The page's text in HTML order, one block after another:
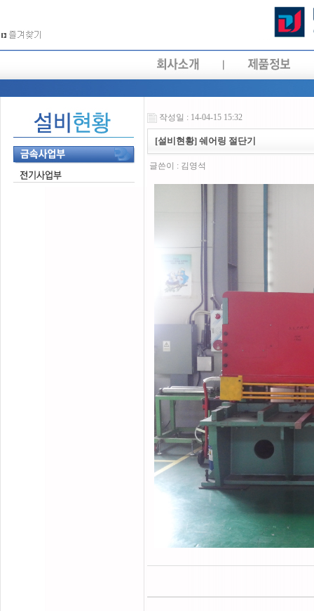
작성일 : 14-04-15 15:32
[설비현황] 쉐어링 절단기
글쓴이 : 김영석